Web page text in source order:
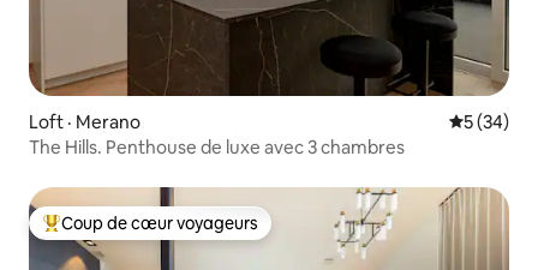
Loft · Merano Note
5 (34)
The Hills. Penthouse de luxe avec 3 chambres
Coup de cœur voyageurs parmi les plus aimés
Coup de cœur voyageurs